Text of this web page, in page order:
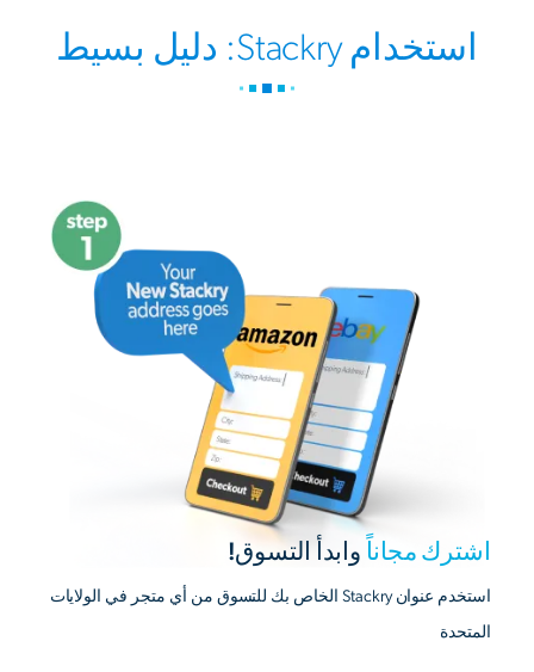
استخدام Stackry: دليل بسيط
اشترك مجاناً وابدأ التسوق!
استخدم عنوان Stackry الخاص بك للتسوق من أي متجر في الولايات
المتحدة